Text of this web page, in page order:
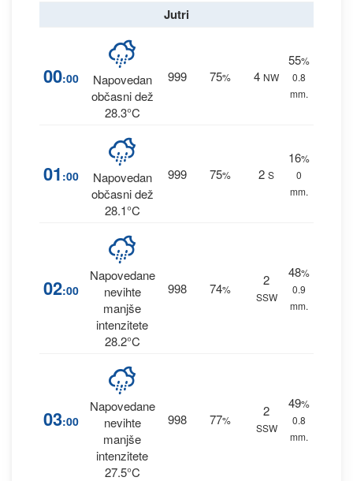
Jutri
00:00
Napovedan
občasni dež
28.3°C
999 75% 4 NW
55%
0.8
mm.
01 :00
Napovedan
občasni dež
28.1°C
999 75% 2 S
16%
0
mm.
02:00
Napovedane
nevihte
manjše
intenzitete
28.2°C
998 74%
2
SSW
48%
0.9
mm.
03:00
Napovedane
nevihte
manjše
intenzitete
27.5°C
998 77%
2
SSW
49%
0.8
mm.